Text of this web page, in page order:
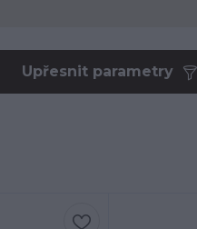
Upřesnit parametry